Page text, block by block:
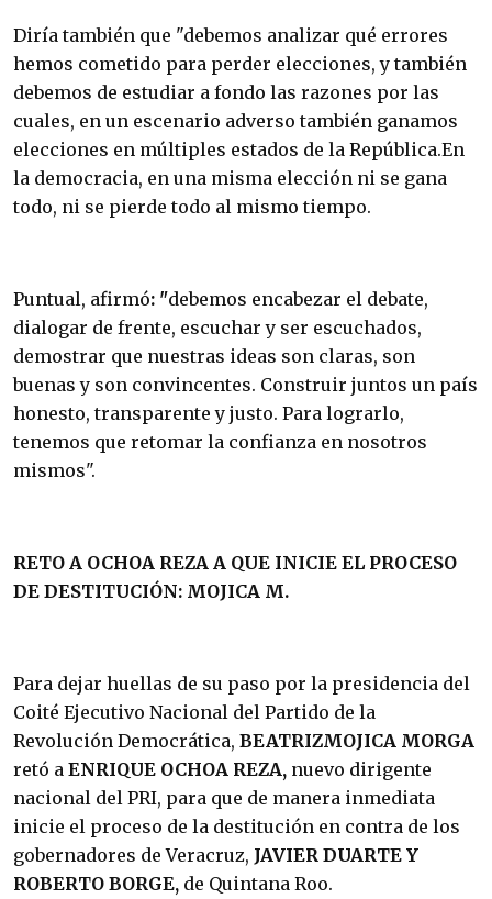
Diría también que "debemos analizar qué errores
hemos cometido para perder elecciones, y también
debemos de estudiar a fondo las razones por las
cuales, en un escenario adverso también ganamos
elecciones en múltiples estados de la República.En
la democracia, en una misma elección ni se gana
todo, ni se pierde todo al mismo tiempo.
Puntual, afirmó: "debemos encabezar el debate,
dialogar de frente, escuchar y ser escuchados,
demostrar que nuestras ideas son claras, son
buenas y son convincentes. Construir juntos un país
honesto, transparente y justo. Para lograrlo,
tenemos que retomar la confianza en nosotros
mismos".
RETO A OCHOA REZA A QUE INICIE EL PROCESO
DE DESTITUCIÓN: MOJICA M.
Para dejar huellas de su paso por la presidencia del
Coité Ejecutivo Nacional del Partido de la
Revolución Democrática, BEATRIZMOJICA MORGA
retó a ENRIQUE OCHOA REZA, nuevo dirigente
nacional del PRI, para que de manera inmediata
inicie el proceso de la destitución en contra de los
gobernadores de Veracruz, JAVIER DUARTE Y
ROBERTO BORGE, de Quintana Roo.